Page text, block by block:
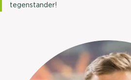
tegenstander!